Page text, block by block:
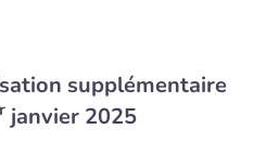
supplémentaire
janvier 2025
tard